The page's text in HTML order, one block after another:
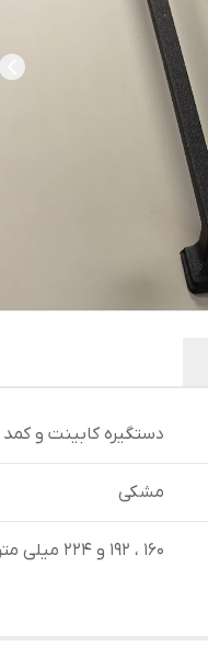
دستگیره کابینت و کمد
مشکی
160 ، 192 و 224 میلی متر